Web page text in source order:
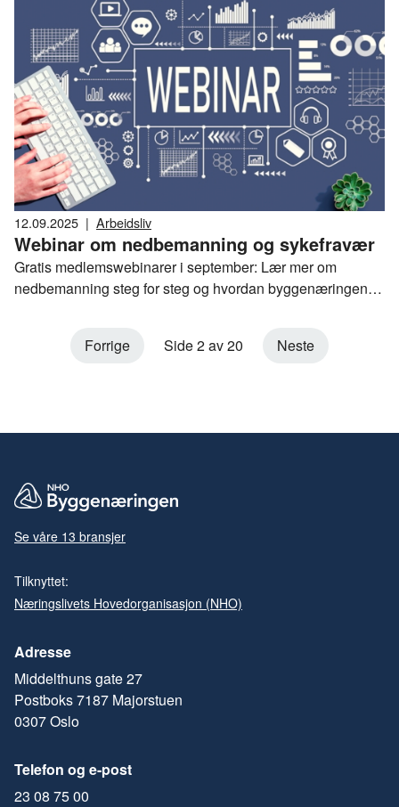
12.09.2025 | Arbeidsliv
Webinar om nedbemanning og sykefravær
Gratis medlemswebinarer i september: Lær mer om
nedbemanning steg for steg og hvordan byggenæringen
Forrige Side 2 av 20 Neste
Se våre 13 bransjer
Tilknyttet:
Næringslivets Hovedorganisasjon (NHO)
Adresse
Middelthuns gate 27
Postboks 7187 Majorstuen
0307 Oslo
Telefon og e-post
23 08 75 00